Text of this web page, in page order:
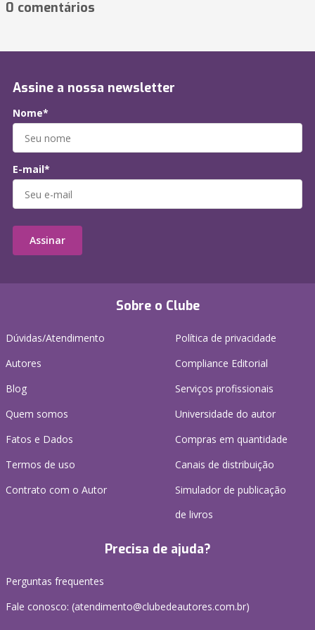
0 comentários
Sobre o Clube
Dúvidas/Atendimento
Autores
Blog
Quem somos
Fatos e Dados
Termos de uso
Contrato com o Autor
Política de privacidade
Compliance Editorial
Serviços profissionais
Universidade do autor
Compras em quantidade
Canais de distribuição
Simulador de publicação
de livros
Precisa de ajuda?
Perguntas frequentes
Fale conosco: (atendimento@clubedeautores.com.br)
Assine a nossa newsletter
Nome*
E-mail*
Assinar